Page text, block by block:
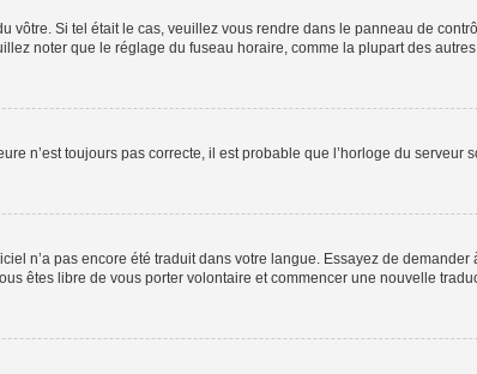
vôtre. Si tel était le cas, veuillez vous rendre dans le panneau de
noter que le réglage du fuseau horaire, comme la plupart des
n’est toujours pas correcte, il est probable que l’horloge du
n’a pas encore été traduit dans votre langue. Essayez de demander
êtes libre de vous porter volontaire et commencer une nouvelle